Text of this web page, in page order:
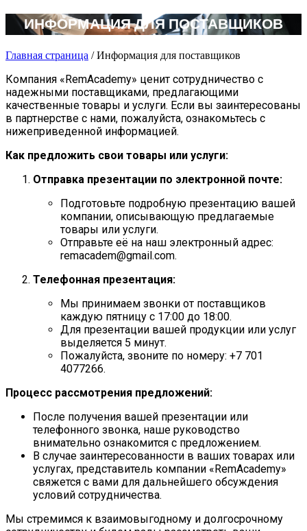
ИНФОРМАЦИЯ ДЛЯ ПОСТАВЩИКОВ
Главная страница /Информация для поставщиков
Компания «RemAcademy» ценит сотрудничество с
надежными поставщиками, предлагающими
качественные товары и услуги. Если вы заинтересованы
в партнерстве с нами, пожалуйста, ознакомьтесь с
нижеприведенной информацией.
Как предложить свои товары или услуги:
Отправка презентации по электронной почте:
Подготовьте подробную презентацию вашей
компании, описывающую предлагаемые
товары или услуги.
Отправьте её на наш электронный адрес:
remacadem@gmail.com.
Телефонная презентация:
Мы принимаем звонки от поставщиков
каждую пятницу с 17:00 до 18:00.
Для презентации вашей продукции или услуг
выделяется 5 минут.
Пожалуйста, звоните по номеру: +7 701
4077266.
Процесс рассмотрения предложений:
После получения вашей презентации или
телефонного звонка, наше руководство
внимательно ознакомится с предложением.
В случае заинтересованности в ваших товарах или
услугах, представитель компании «RemAcademy»
свяжется с вами для дальнейшего обсуждения
условий сотрудничества.
Мы стремимся к взаимовыгодному и долгосрочному